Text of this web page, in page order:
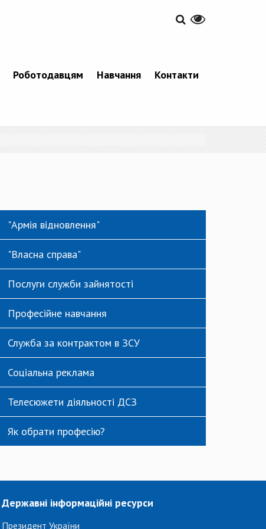
Роботодавцям Навчання Контакти
"Армія відновлення"
"Власна справа"
Послуги служби зайнятості
Професійне навчання
Служба за контрактом в ЗСУ
Соціальна реклама
Телесюжети діяльності ДСЗ
Як обрати професію?
Державні інформаційні ресурси
Президент України